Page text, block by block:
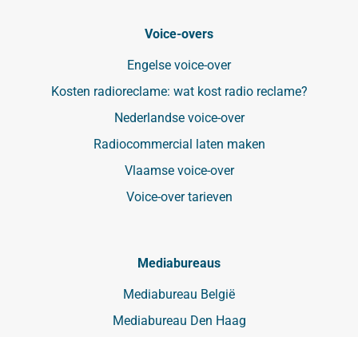
Voice-overs
Engelse voice-over
Kosten radioreclame: wat kost radio reclame?
Nederlandse voice-over
Radiocommercial laten maken
Vlaamse voice-over
Voice-over tarieven
Mediabureaus
Mediabureau België
Mediabureau Den Haag